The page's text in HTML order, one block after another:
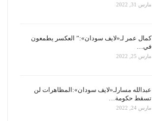
مارس 31, 2022
كمال عمر لـ«لايف سودان»:” العكسر يطمعون
في…
مارس 25, 2022
عبدالله مسارلـ«لايف سودان»:المظاهرات لن
تسقط حكومة…
مارس 24, 2022